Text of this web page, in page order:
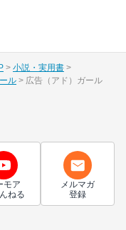
小説・実用書
ル 広告（アド）ガール
モア
ねる
メルマガ
登録